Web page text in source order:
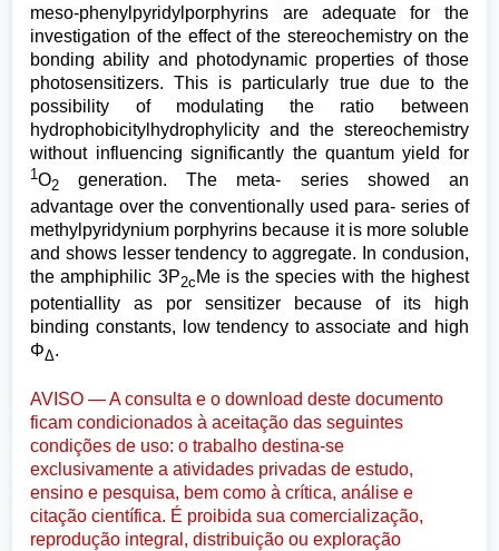
meso-phenylpyridylporphyrins are adequate for the
investigation of the effect of the stereochemistry on the
bonding ability and photodynamic properties of those
photosensitizers. This is particularly true due to the
possibility of modulating the ratio between
hydrophobicitylhydrophylicity and the stereochemistry
without influencing significantly the quantum yield for
1O2 generation. The meta- series showed an
advantage over the conventionally used para- series of
methylpyridynium porphyrins because it is more soluble
and shows lesser tendency to aggregate. In condusion,
the amphiphilic 3P2c Me is the species with the highest
potentiallity as por sensitizer because of its high
binding constants, low tendency to associate and high
ΦΔ.
AVISO — A consulta e o download deste documento
ficam condicionados à aceitação das seguintes
condições de uso: o trabalho destina-se
exclusivamente a atividades privadas de estudo,
ensino e pesquisa, bem como à crítica, análise e
citação científica. É proibida sua comercialização,
reprodução integral, distribuição ou exploração